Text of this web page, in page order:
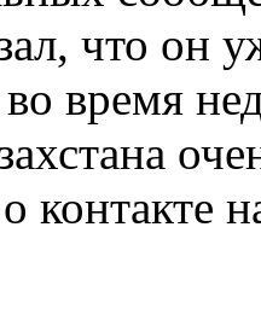
что он
время
контакте